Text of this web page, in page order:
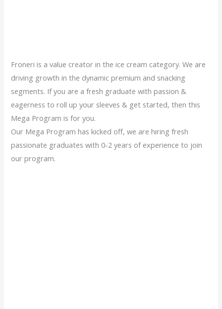
Froneri is a value creator in the ice cream category. We are
driving growth in the dynamic premium and snacking
segments. If you are a fresh graduate with passion &
eagerness to roll up your sleeves & get started, then this
Mega Program is for you.
Our Mega Program has kicked off, we are hiring fresh
passionate graduates with 0-2 years of experience to join
our program.